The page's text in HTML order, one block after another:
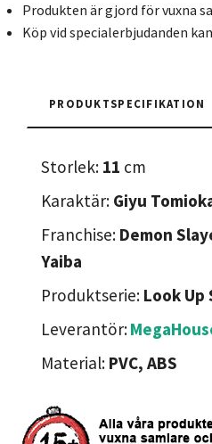
Produkten är gjord för vuxna
Köp vid specialerbjudanden
PRODUKTSPECIFIKATION
Storlek: 11 cm
Karaktär: Giyu
Franchise: Demon
Yaiba
Produktserie: Look Up
Leverantör:
Material: PVC, ABS